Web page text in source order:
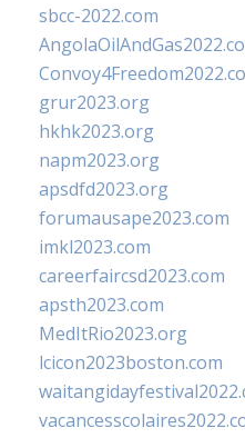
sbcc-2022.com
grur2023.org
hkhk2023.org
napm2023.org
apsdfd2023.org
forumausape2023.com
imkl2023.com
careerfaircsd2023.com
apsth2023.com
MedItRio2023.org
lcicon2023boston.com